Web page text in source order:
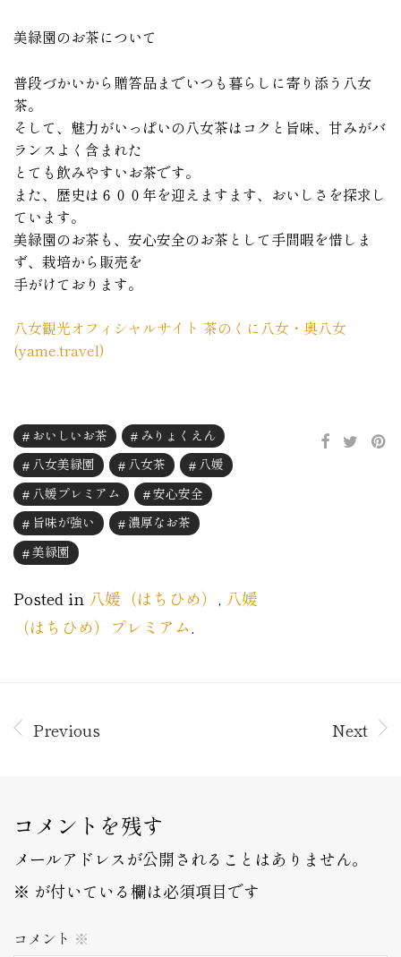
美緑園のお茶について
普段づかいから贈答品までいつも暮らしに寄り添う八女
茶。
そして、魅力がいっぱいの八女茶はコクと旨味、甘みがバ
ランスよく含まれた
とても飲みやすいお茶です。
また、歴史は６００年を迎えますます、おいしさを探求し
ています。
美緑園のお茶も、安心安全のお茶として手間暇を惜しま
ず、栽培から販売を
手がけております。
八女観光オフィシャルサイト 茶のくに八女・奥八女
(yame.travel)
おいしいお茶
みりょくえん
八女美緑園
八女茶
八媛
八媛プレミアム
安心安全
旨味が強い
濃厚なお茶
美緑園
Posted in 八媛（はちひめ） , 八媛
（はちひめ）プレミアム.
Previous Next
コメントを残す
メールアドレスが公開されることはありません。
※ が付いている欄は必須項目です
コメント ※